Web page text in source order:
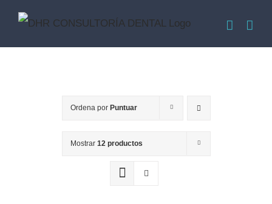
Saltar
Ordena por Puntuar
Mostrar 12 productos